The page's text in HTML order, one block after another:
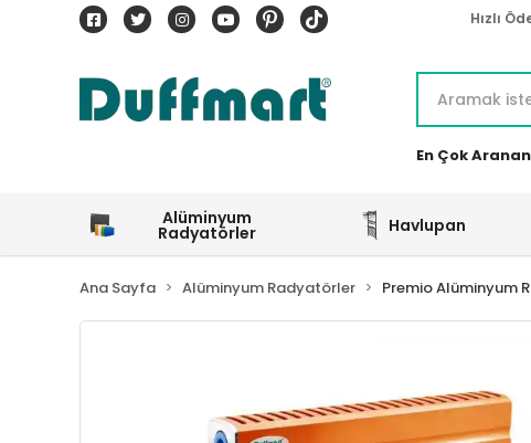
Hızlı
En Çok
Alüminyum
Radyatörler Havlupan
Ana Sayfa Alüminyum Radyatörler Premio Alüminyum